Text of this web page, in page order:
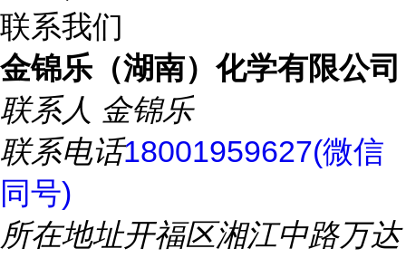
联系我们
金锦乐（湖南）化学有限公司
联系人 金锦乐
联系电话18001959627(微信
同号)
所在地址开福区湘江中路万达